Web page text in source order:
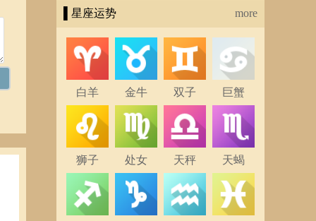
▌星座运势 more
白羊 金牛 双子 巨蟹
狮子 处女 天秤 天蝎